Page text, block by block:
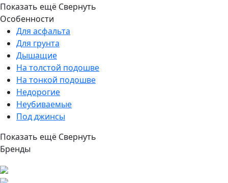
Показать ещё Свернуть
Особенности
Для асфальта
Для грунта
Дышащие
На толстой подошве
На тонкой подошве
Недорогие
Неубиваемые
Под джинсы
Показать ещё Свернуть
Бренды